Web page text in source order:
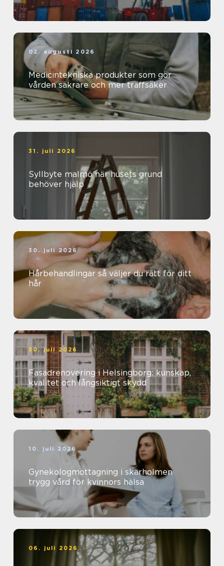
02. augusti 2026
Medicintekniska produkter som gör
vården säkrare och mer träffsäker
31. juli 2026
Syllbyte malmö när husets grund
behöver hjälp
30. juli 2026
Hårbehandlingar så väljer du rätt för ditt
hår
30. juli 2026
Fasadrenovering i Helsingborg: kunskap,
kvalitet och långsiktigt skydd
10. juli 2026
Gynekologmottagning i skärholmen
trygg vård för kvinnors hälsa
06. juli 2026